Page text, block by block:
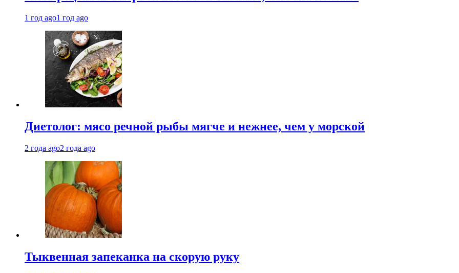
1 год ago1 год ago
Диетолог: мясо речной рыбы мягче и нежнее, чем у морской
2 года ago2 года ago
Тыквенная запеканка на скорую руку